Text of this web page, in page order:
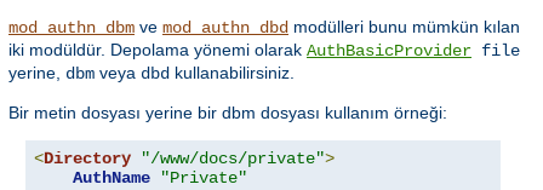
mod_authn_dbm ve mod_authn_dbd modülleri bunu mümkün kılan
iki modüldür. Depolama yönemi olarak AuthBasicProvider file
yerine, dbm veya dbd kullanabilirsiniz.
Bir metin dosyası yerine bir dbm dosyası kullanım örneği:
<Directory "/www/docs/private">
AuthName
"Private"